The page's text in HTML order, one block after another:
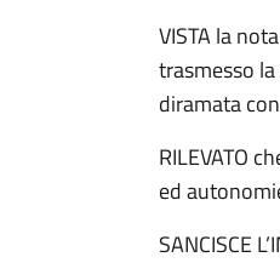
VISTA la
trasmesso
diramata
RILEVATO
ed
SANCISCE